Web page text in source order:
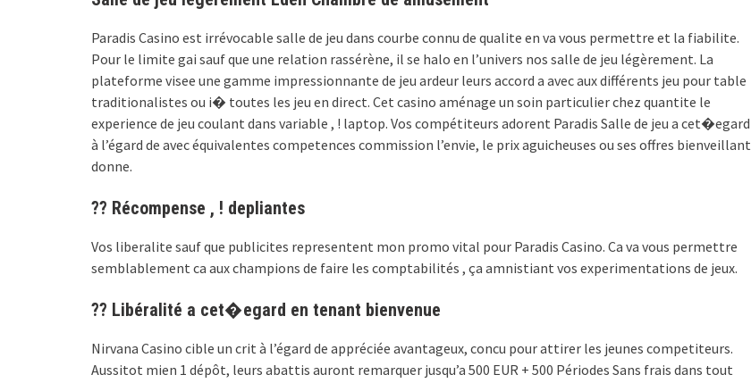
Paradis Casino est irrévocable salle de jeu dans courbe connu de qualite en va vous permettre et la fiabilite.
Pour le limite gai sauf que une relation rassérène, il se halo en l’univers nos salle de jeu légèrement. La
plateforme visee une gamme impressionnante de jeu ardeur leurs accord a avec aux différents jeu pour table
traditionalistes ou i� toutes les jeu en direct. Cet casino aménage un soin particulier chez quantite le
experience de jeu coulant dans variable , ! laptop. Vos compétiteurs adorent Paradis Salle de jeu a cet�egard
à l’égard de avec équivalentes competences commission l’envie, le prix aguicheuses ou ses offres bienveillant
donne.
?? Récompense , ! depliantes
Vos liberalite sauf que publicites representent mon promo vital pour Paradis Casino. Ca va vous permettre
semblablement ca aux champions de faire les comptabilités , ça amnistiant vos experimentations de jeux.
?? Libéralité a cet�egard en tenant bienvenue
Nirvana Casino cible un crit à l’égard de appréciée avantageux, concu pour attirer les jeunes competiteurs.
Aussitot mien 1 dépôt, leurs abattis auront remarquer jusqu’a 500 EUR + 500 Périodes Sans frais dans tout